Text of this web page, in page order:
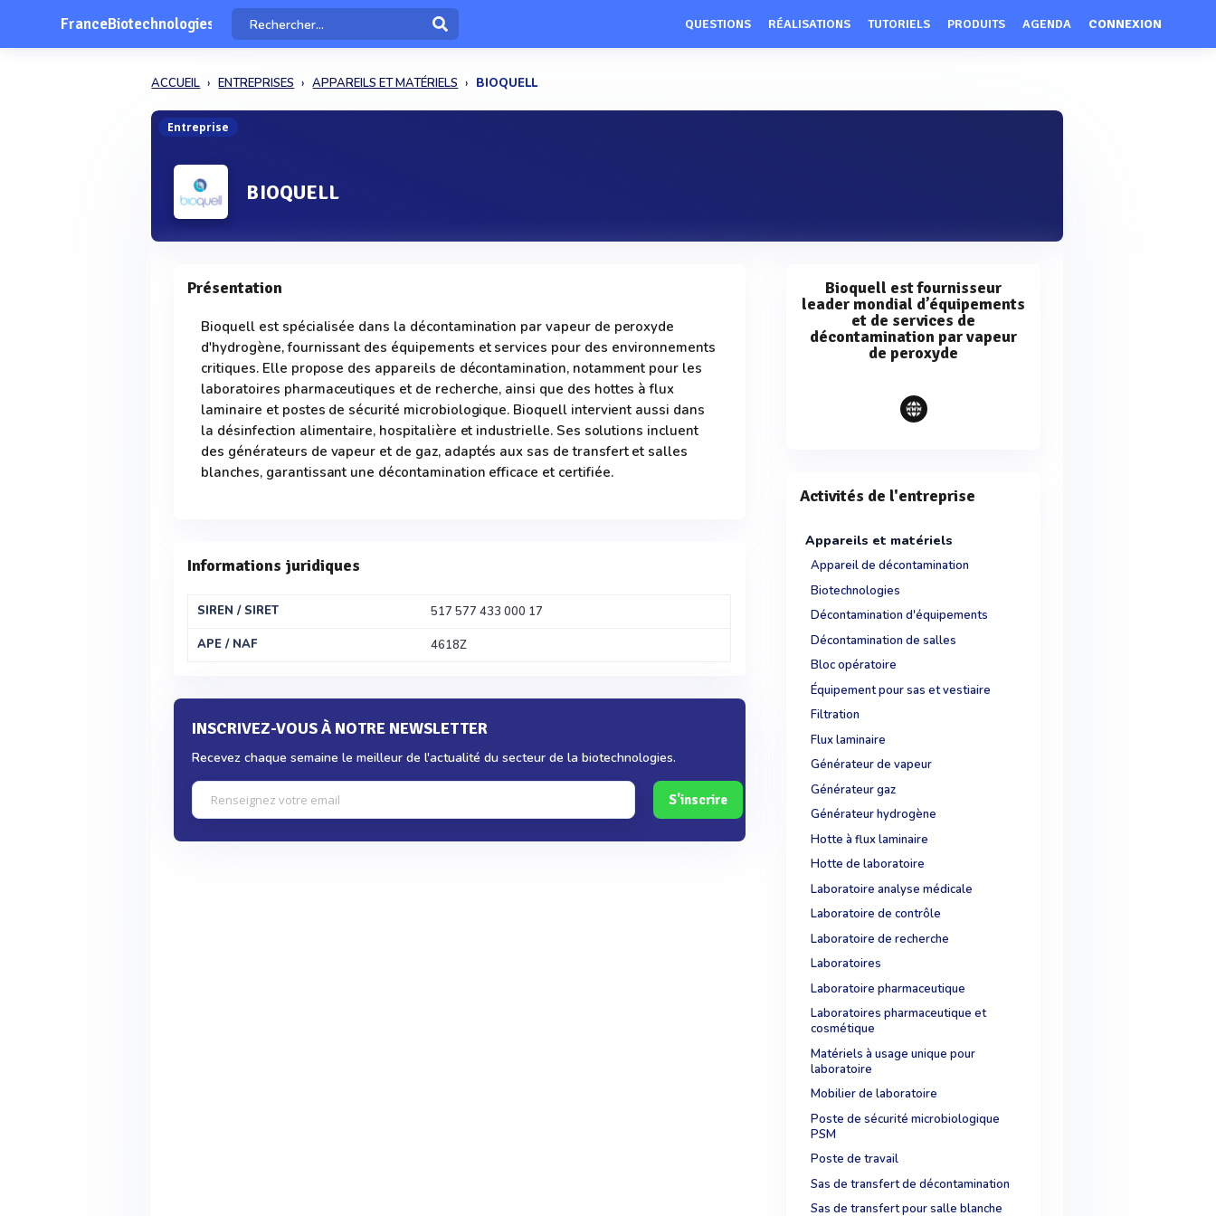
FranceBiotechnologies QUESTIONS RÉALISATIONS TUTORIELS PRODUITS AGENDA CONNEXION
ACCUEIL ENTREPRISES APPAREILS ET MATÉRIELS BIOQUELL
Entreprise
BIOQUELL
Présentation
Bioquell est spécialisée dans la décontamination par vapeur de peroxyde
d'hydrogène, fournissant des équipements et services pour des environnements
critiques. Elle propose des appareils de décontamination, notamment pour les
laboratoires pharmaceutiques et de recherche, ainsi que des hottes à flux
laminaire et postes de sécurité microbiologique. Bioquell intervient aussi dans
la désinfection alimentaire, hospitalière et industrielle. Ses solutions incluent
des générateurs de vapeur et de gaz, adaptés aux sas de transfert et salles
blanches, garantissant une décontamination efficace et certifiée.
Informations juridiques
SIREN / SIRET
517 577 433 000 17
APE / NAF
4618Z
INSCRIVEZ-VOUS À NOTRE NEWSLETTER
Recevez chaque semaine le meilleur de l'actualité du secteur de la biotechnologies.
S'inscrire
Bioquell est fournisseur
leader mondial d’équipements
et de services de
décontamination par vapeur
de peroxyde
Activités de l'entreprise
Appareils et matériels
Appareil de décontamination
Biotechnologies
Décontamination d'équipements
Décontamination de salles
Bloc opératoire
Équipement pour sas et vestiaire
Filtration
Flux laminaire
Générateur de vapeur
Générateur gaz
Générateur hydrogène
Hotte à flux laminaire
Hotte de laboratoire
Laboratoire analyse médicale
Laboratoire de contrôle
Laboratoire de recherche
Laboratoires
Laboratoire pharmaceutique
Laboratoires pharmaceutique et
cosmétique
Matériels à usage unique pour
laboratoire
Mobilier de laboratoire
Poste de sécurité microbiologique
PSM
Poste de travail
Sas de transfert de décontamination
Sas de transfert pour salle blanche